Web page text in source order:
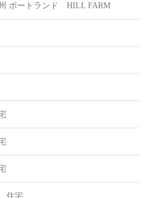
州 ポートランド HILL FARM
住宅